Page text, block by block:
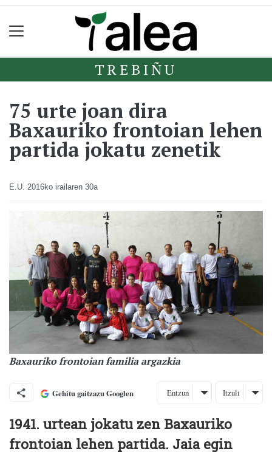
TREBIÑU
75 urte joan dira
Baxauriko frontoian lehen
partida jokatu zenetik
E.U. 2016ko irailaren 30a
Baxauriko frontoian familia argazkia
Gehitu gaitzazu Googlen Entzun Itzuli
1941. urtean jokatu zen Baxauriko
frontoian lehen partida. Jaia egin